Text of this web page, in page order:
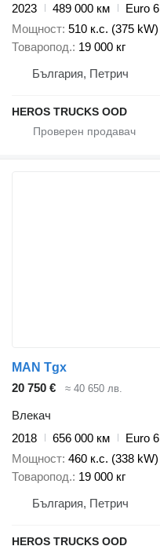
2023
489 000 км
Euro 6
Мощност 510 к.с. (375 kW)
Товаропод. 19 000 кг
България, Петрич
HEROS TRUCKS OOD
MAN Tgx
20 750 €
≈ 40 650 лв.
Влекач
2018
656 000 км
Euro 6
Мощност 460 к.с. (338 kW)
Товаропод. 19 000 кг
България, Петрич
HEROS TRUCKS OOD